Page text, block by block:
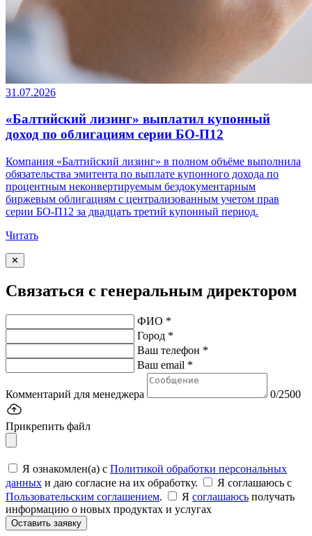
31.07.2026
«Балтийский лизинг» выплатил купонный
доход по облигациям серии БО-П12
Компания «Балтийский лизинг» в полном объёме выполнила
обязательства эмитента по выплате купонного дохода по
процентным неконвертируемым бездокументарным
биржевым облигациям с централизованным учетом прав
серии БО-П12 за двадцать третий купонный период.
Читать
✕
Связаться с генеральным директором
ФИО *
Город *
Ваш телефон *
Ваш email *
Комментарий для менеджера 0/2500
Прикрепить файл
Я ознакомлен(а) с Политикой обработки персональных
данных и даю согласие на их обработку.
Я соглашаюсь c
Пользовательским соглашением. Я соглашаюсь получать
информацию о новых продуктах и услугах
Оставить заявку